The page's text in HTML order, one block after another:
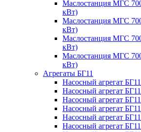
Маслостанция МГС
кВт)
Маслостанция МГС
кВт)
Маслостанция МГС
кВт)
Маслостанция МГС
кВт)
Агрегаты БГ11
Насосный агрегат
Насосный агрегат
Насосный агрегат
Насосный агрегат
Насосный агрегат
Насосный агрегат